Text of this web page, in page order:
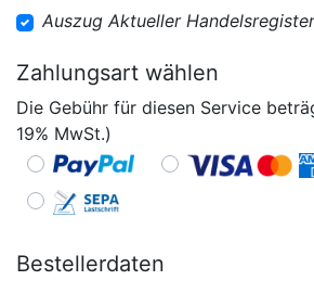
Auszug Aktueller
Zahlungsart wählen
Die Gebühr für diesen Service
19% MwSt.)
Bestellerdaten